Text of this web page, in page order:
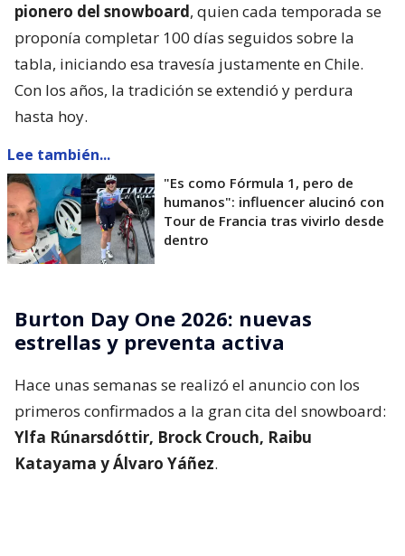
pionero del snowboard, quien cada temporada se
proponía completar 100 días seguidos sobre la
tabla, iniciando esa travesía justamente en Chile.
Con los años, la tradición se extendió y perdura
hasta hoy.
Lee también...
"Es como Fórmula 1, pero de
humanos": influencer alucinó con
Tour de Francia tras vivirlo desde
dentro
Burton Day One 2026: nuevas
estrellas y preventa activa
Hace unas semanas se realizó el anuncio con los
primeros confirmados a la gran cita del snowboard:
Ylfa Rúnarsdóttir, Brock Crouch, Raibu
Katayama y Álvaro Yáñez.